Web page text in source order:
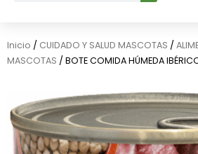
Inicio / CUIDADO Y SALUD MASCOTAS /
MASCOTAS / BOTE COMIDA HÚMEDA